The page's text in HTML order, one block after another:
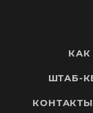
КАК
ШТАБ-
КОНТАКТЫ